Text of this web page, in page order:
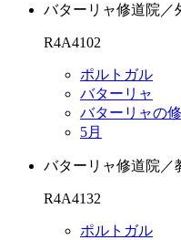
バターリャ修道院／
R4A4102
ポルトガル
バターリャ
バターリャの
5月
バターリャ修道院／
R4A4132
ポルトガル